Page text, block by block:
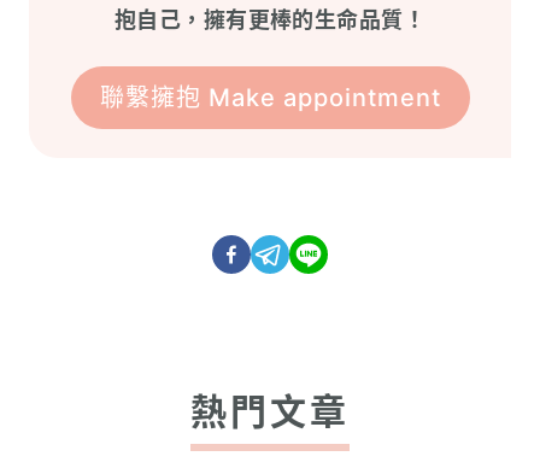
抱自己，擁有更棒的生命品質！
聯繫擁抱 Make appointment
熱門文章